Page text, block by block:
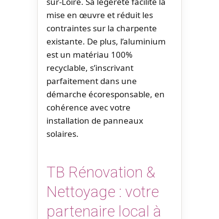
mise en œuvre et réduit les
contraintes sur la charpente
existante. De plus, l’aluminium
est un matériau 100%
recyclable, s’inscrivant
parfaitement dans une
démarche écoresponsable, en
cohérence avec votre
installation de panneaux
solaires.
TB Rénovation &
Nettoyage : votre
partenaire local à